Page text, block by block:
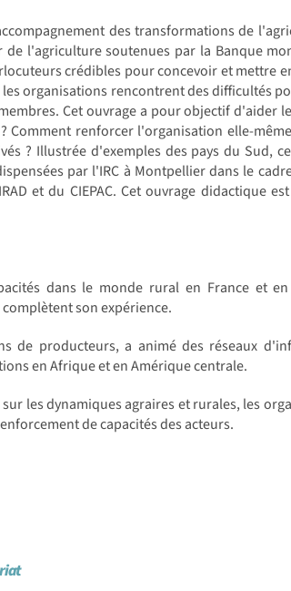
des transformations de
l'agriculture soutenues par la Banque
crédibles pour concevoir et mettre
organisations rencontrent des difficultés
Cet ouvrage a pour objectif d'aider
renforcer l'organisation elle-
? Illustrée d'exemples des pays du Sud,
par l'IRC à Montpellier dans le
et du CIEPAC. Cet ouvrage didactique
dans le monde rural en France et
son expérience.
de producteurs, a animé des réseaux
en Afrique et en Amérique centrale.
les dynamiques agraires et rurales, les
de capacités des acteurs.